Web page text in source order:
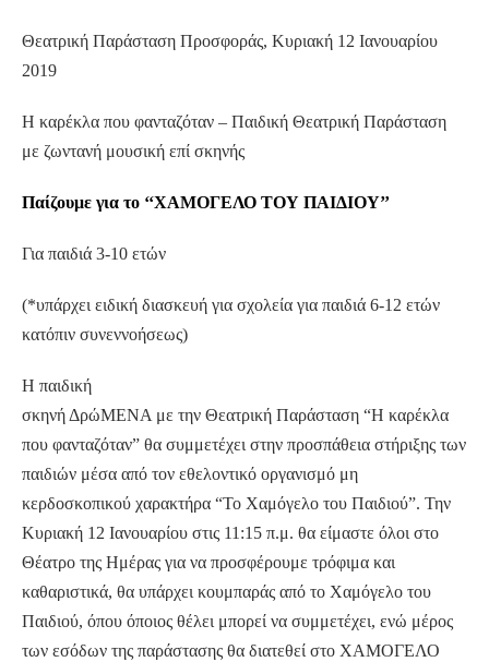
Θεατρική Παράσταση Προσφοράς, Κυριακή 12 Ιανουαρίου
2019
Η καρέκλα που φανταζόταν – Παιδική Θεατρική Παράσταση
με ζωντανή μουσική επί σκηνής
Παίζουμε για το ‘‘ΧΑΜΟΓΕΛΟ ΤΟΥ ΠΑΙΔΙΟΥ’’
Για παιδιά 3-10 ετών
(*υπάρχει ειδική διασκευή για σχολεία για παιδιά 6-12 ετών
κατόπιν συνεννοήσεως)
Η παιδική
σκηνή ΔρώΜΕΝΑ με την Θεατρική Παράσταση “Η καρέκλα
που φανταζόταν” θα συμμετέχει στην προσπάθεια στήριξης των
παιδιών μέσα από τον εθελοντικό οργανισμό μη
κερδοσκοπικού χαρακτήρα “Το Χαμόγελο του Παιδιού”. Την
Κυριακή 12 Ιανουαρίου στις 11:15 π.μ. θα είμαστε όλοι στο
Θέατρο της Ημέρας για να προσφέρουμε τρόφιμα και
καθαριστικά, θα υπάρχει κουμπαράς από το Χαμόγελο του
Παιδιού, όπου όποιος θέλει μπορεί να συμμετέχει, ενώ μέρος
των εσόδων της παράστασης θα διατεθεί στο ΧΑΜΟΓΕΛΟ